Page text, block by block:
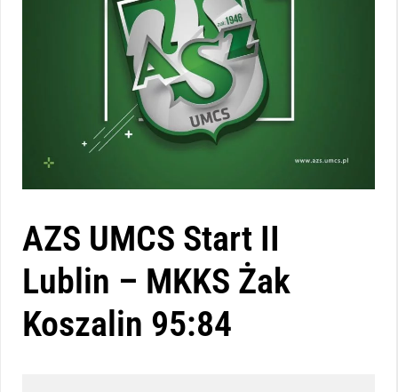
AZS UMCS Start II
Lublin – MKKS Żak
Koszalin 95:84